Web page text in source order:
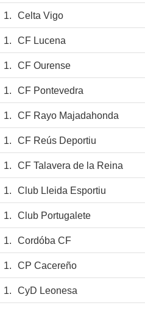
1. Celta Vigo
1. CF Lucena
1. CF Ourense
1. CF Pontevedra
1. CF Rayo Majadahonda
1. CF Reús Deportiu
1. CF Talavera de la Reina
1. Club Lleida Esportiu
1. Club Portugalete
1. Cordóba CF
1. CP Cacereño
1. CyD Leonesa